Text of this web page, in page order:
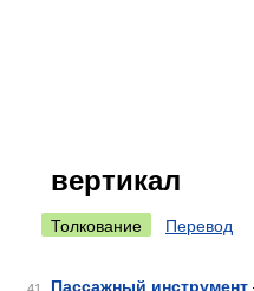
вертикал
Толкование Перевод
Пассажный инструмент